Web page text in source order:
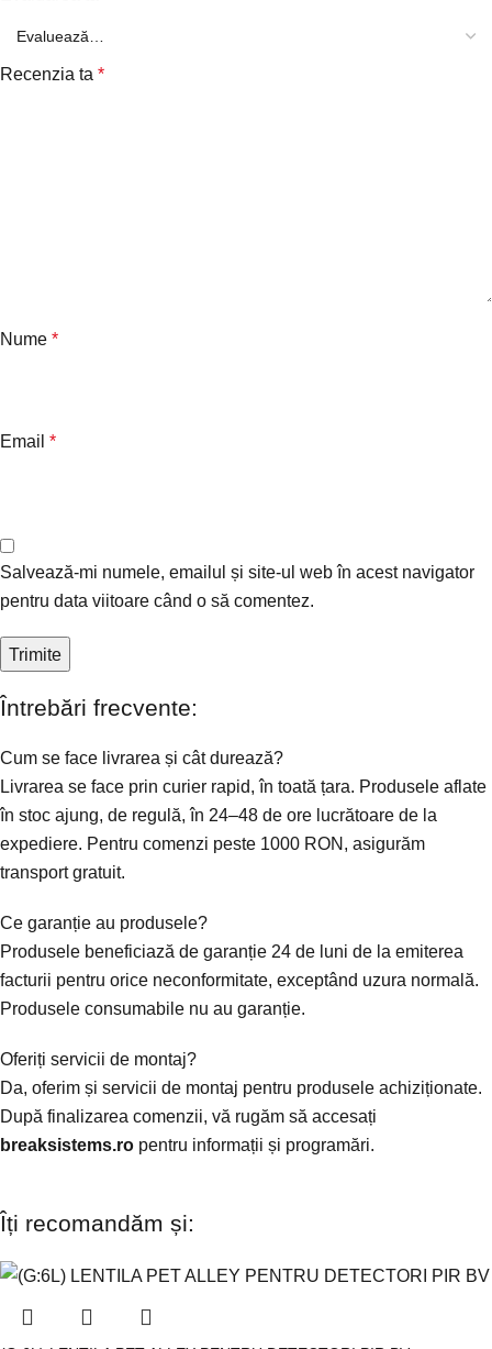
Recenzia ta *
Nume *
Email *
Salvează-mi numele, emailul și site-ul web în acest navigator
pentru data viitoare când o să comentez.
Întrebări frecvente:
Cum se face livrarea și cât durează?
Livrarea se face prin curier rapid, în toată țara. Produsele aflate
în stoc ajung, de regulă, în 24–48 de ore lucrătoare de la
expediere. Pentru comenzi peste 1000 RON, asigurăm
transport gratuit.
Ce garanție au produsele?
Produsele beneficiază de garanție 24 de luni de la emiterea
facturii pentru orice neconformitate, exceptând uzura normală.
Produsele consumabile nu au garanție.
Oferiți servicii de montaj?
Da, oferim și servicii de montaj pentru produsele achiziționate.
După finalizarea comenzii, vă rugăm să accesați
breaksistems.ro pentru informații și programări.
Îți recomandăm și: